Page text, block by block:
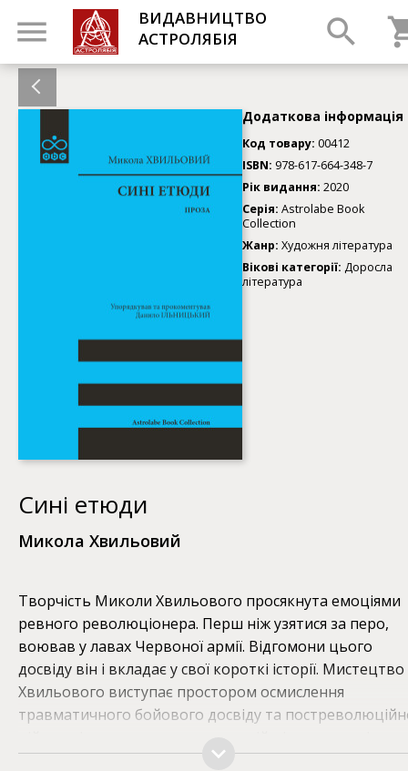
ВИДАВНИЦТВО
АСТРОЛЯБІЯ
Додаткова інформація
Код товару: 00412
ISBN: 978-617-664-348-7
Рік видання: 2020
Серія: Astrolabe Book
Collection
Жанр: Художня література
Вікові категорії: Доросла
література
Сині етюди
Микола Хвильовий
Творчість Миколи Хвильового просякнута емоціями
ревного революціонера. Перш ніж узятися за перо,
воював у лавах Червоної армії. Відгомони цього
досвіду він і вкладає у свої короткі історії. Мистецтво
Хвильового виступає простором осмислення
травматичного бойового досвіду та
революційних подій. Вони у відчаї спостерігають, як